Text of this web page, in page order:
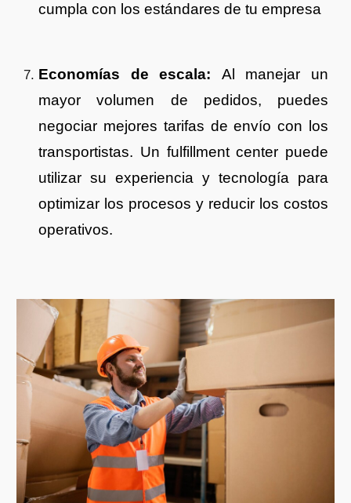
cumpla con los estándares de tu empresa
Economías de escala: Al manejar un
mayor volumen de pedidos, puedes
negociar mejores tarifas de envío con los
transportistas. Un fulfillment center puede
utilizar su experiencia y tecnología para
optimizar los procesos y reducir los costos
operativos.